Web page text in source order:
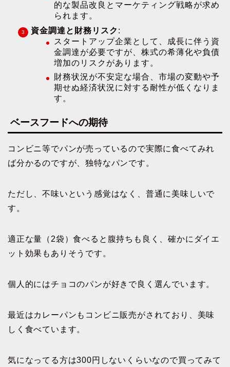
的な製品改良とマーケティング戦略が求め
られます。
資金調達と財務リスク :
スタートアップ企業として、成長に伴う資
金調達が必要ですが、株式の希薄化や負債
増加のリスクがあります。
財務状況が不安定な場合、市場の変動や予
期せぬ経済状況に対する耐性が低くなりま
す。
ベースフードへの期待
コンビニ等でパンが売っているので実際に食べてみれ
ば分かるのですが、独特なパンです。
ただし、不味いという感覚はなく、普通に美味しいで
す。
適正な量（2袋）食べると腹持ちも良く、確かにダイエ
ット効果もありそうです。
個人的にはチョコのパンが好きで良く選んでいます。
最近はカレーパンもコンビニ販売がされており、美味
しく食べています。
気になってる方は300円しないくらいなので買ってみて